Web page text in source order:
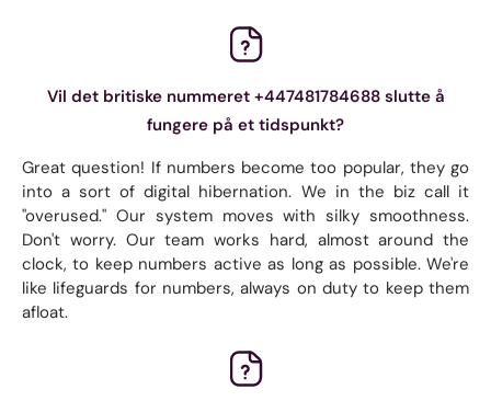
Vil det britiske nummeret +447481784688 slutte å
fungere på et tidspunkt?
Great question! If numbers become too popular, they go
into a sort of digital hibernation. We in the biz call it
"overused." Our system moves with silky smoothness.
Don't worry. Our team works hard, almost around the
clock, to keep numbers active as long as possible. We're
like lifeguards for numbers, always on duty to keep them
afloat.